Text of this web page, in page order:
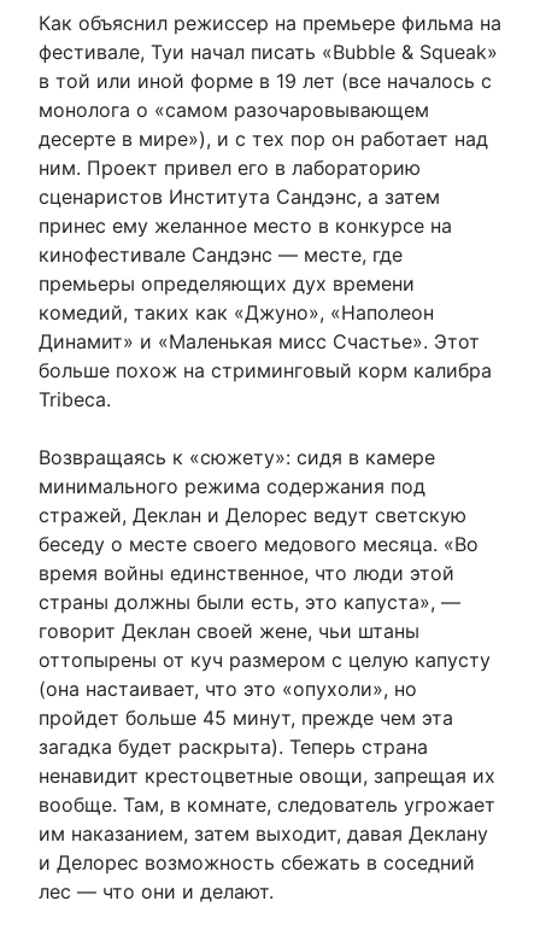
Как объяснил режиссер на премьере фильма на
фестивале, Туи начал писать «Bubble & Squeak»
в той или иной форме в 19 лет (все началось с
монолога о «самом разочаровывающем
десерте в мире»), и с тех пор он работает над
ним. Проект привел его в лабораторию
сценаристов Института Сандэнс, а затем
принес ему желанное место в конкурсе на
кинофестивале Сандэнс — месте, где
премьеры определяющих дух времени
комедий, таких как «Джуно», «Наполеон
Динамит» и «Маленькая мисс Счастье». Этот
больше похож на стриминговый корм калибра
Tribeca.
Возвращаясь к «сюжету»: сидя в камере
минимального режима содержания под
стражей, Деклан и Делорес ведут светскую
беседу о месте своего медового месяца. «Во
время войны единственное, что люди этой
страны должны были есть, это капуста», —
говорит Деклан своей жене, чьи штаны
оттопырены от куч размером с целую капусту
(она настаивает, что это «опухоли», но
пройдет больше 45 минут, прежде чем эта
загадка будет раскрыта). Теперь страна
ненавидит крестоцветные овощи, запрещая их
вообще. Там, в комнате, следователь угрожает
им наказанием, затем выходит, давая Деклану
и Делорес возможность сбежать в соседний
лес — что они и делают.